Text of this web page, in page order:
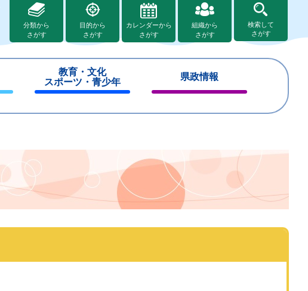
分類から
さがす
目的から
さがす
カレンダーから
さがす
組織から
さがす
検索して
さがす
教育・文化
スポーツ・青少年
じ
県政情報
じ